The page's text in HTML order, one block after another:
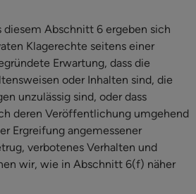
diesem Abschnitt 6 ergeben sich
Klagerechte seitens einer
Erwartung, dass die
oder Inhalten sind, die
unzulässig sind, oder dass
deren Veröffentlichung umgehend
Ergreifung angemessener
verbotenes Verhalten und
wir, wie in Abschnitt 6(f) näher